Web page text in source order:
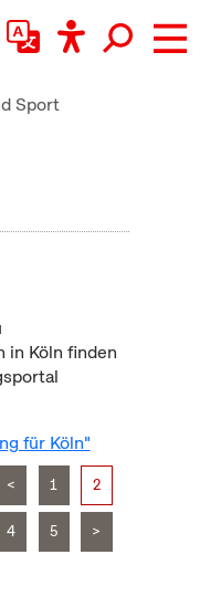
Sport
Köln finden
für Köln"
< 1 2
4 5 >